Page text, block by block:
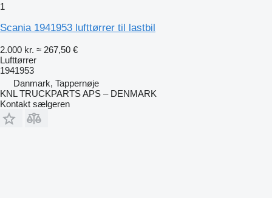
1
Scania 1941953 lufttørrer til lastbil
2.000 kr. ≈ 267,50 €
Lufttørrer
1941953
Danmark, Tappernøje
KNL TRUCKPARTS APS – DENMARK
Kontakt sælgeren